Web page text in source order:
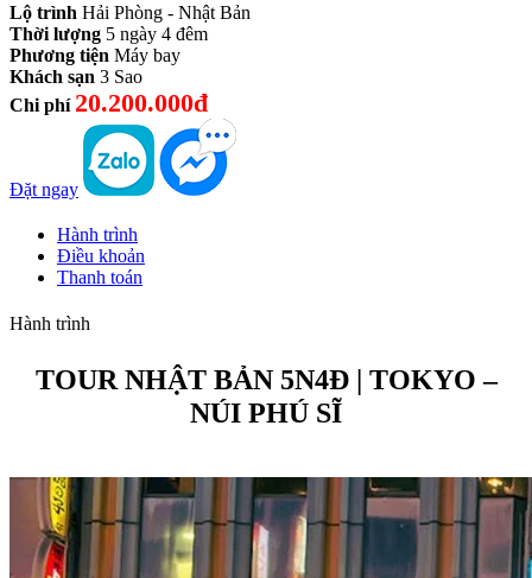
Lộ trình Hải Phòng - Nhật Bản
Thời lượng 5 ngày 4 đêm
Phương tiện Máy bay
Khách sạn 3 Sao
Chi phí 20.200.000đ
Đặt ngay
Hành trình
Điều khoản
Thanh toán
Hành trình
TOUR NHẬT BẢN 5N4Đ | TOKYO –
NÚI PHÚ SĨ